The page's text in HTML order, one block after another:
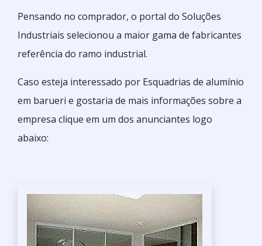
Pensando no comprador, o portal do Soluções
Industriais selecionou a maior gama de fabricantes
referência do ramo industrial.
Caso esteja interessado por Esquadrias de alumínio
em barueri e gostaria de mais informações sobre a
empresa clique em um dos anunciantes logo
abaixo: